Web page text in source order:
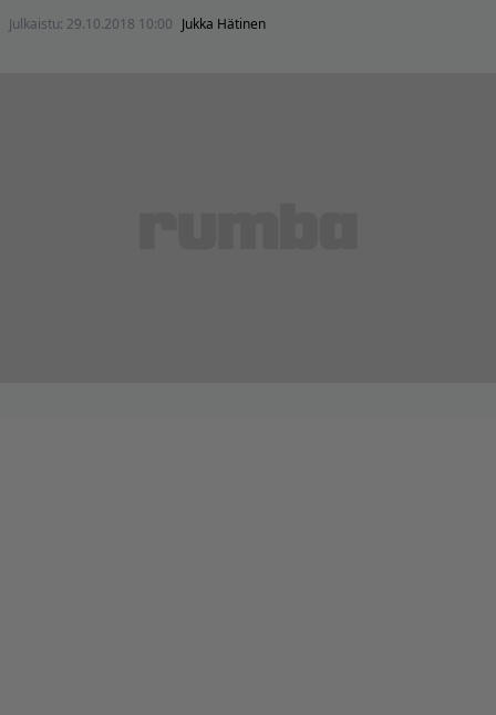
Julkaistu: 29.10.2018 10:00 Jukka Hätinen